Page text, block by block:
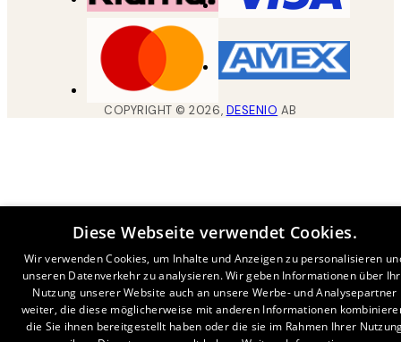
COPYRIGHT ©2026, DESENIO AB
Diese Webseite verwendet Cookies.
Wir verwenden Cookies, um Inhalte und Anzeigen zu personalisieren
unseren Datenverkehr zu analysieren. Wir geben Informationen über
Nutzung unserer Website auch an unsere Werbe- und Analysepartner
weiter, die diese möglicherweise mit anderen Informationen
die Sie ihnen bereitgestellt haben oder die sie im Rahmen Ihrer